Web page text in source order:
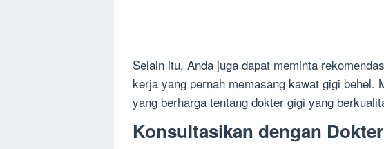
Selain itu, Anda juga dapat meminta
kerja yang pernah memasang kawat gigi behel.
yang berharga tentang dokter gigi yang
Konsultasikan dengan